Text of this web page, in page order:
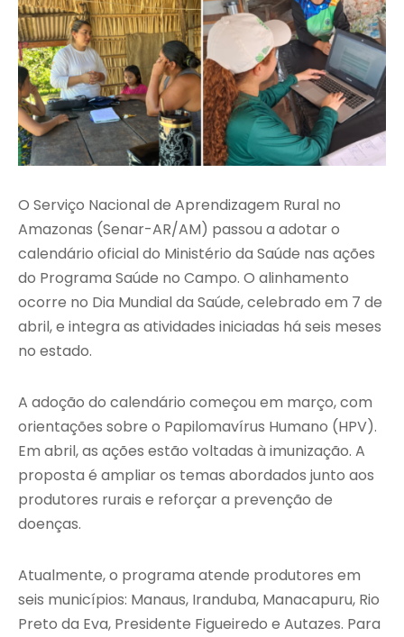
O Serviço Nacional de Aprendizagem Rural no
Amazonas (Senar-AR/AM) passou a adotar o
calendário oficial do Ministério da Saúde nas ações
do Programa Saúde no Campo. O alinhamento
ocorre no Dia Mundial da Saúde, celebrado em 7 de
abril, e integra as atividades iniciadas há seis meses
no estado.
A adoção do calendário começou em março, com
orientações sobre o Papilomavírus Humano (HPV).
Em abril, as ações estão voltadas à imunização. A
proposta é ampliar os temas abordados junto aos
produtores rurais e reforçar a prevenção de
doenças.
Atualmente, o programa atende produtores em
seis municípios: Manaus, Iranduba, Manacapuru, Rio
Preto da Eva, Presidente Figueiredo e Autazes. Para